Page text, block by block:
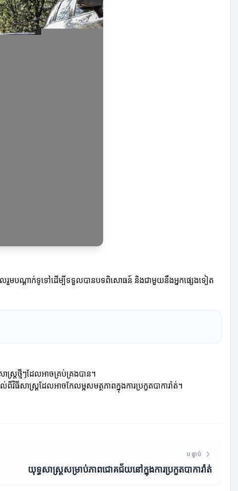
ាចចូលរួមបណ្តាក់ទូទៅដើម្បីទទួលបានបទពិសោធន៍ និងជាមួយនឹងអ្នកផ្សេងទៀត
ស្ត្រថ្មីៗដែលអាចគ្រប់គ្រងបាន។
ពីវិធីសាស្ត្រដែលអាចកែលម្អសមត្ថភាពក្នុងការប្រកួតបាការ៉ាត់។
បន្ទាប់
យុទ្ធសាស្ត្រសម្រាប់ភាពជោគជ័យនៅក្នុងការប្រកួតបាការ៉ាត់